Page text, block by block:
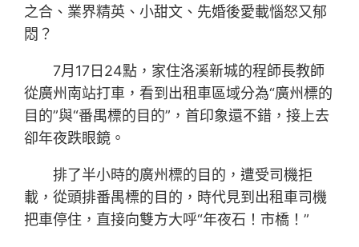
之合、業界精英、小甜文、先婚後愛載惱怒又郁
悶？
7月17日24點，家住洛溪新城的程師長教師
從廣州南站打車，看到出租車區域分為“廣州標的
目的”與“番禺標的目的”，首印象還不錯，接上去
卻年夜跌眼鏡。
排了半小時的廣州標的目的，遭受司機拒
載，從頭排番禺標的目的，時代見到出租車司機
把車停住，直接向雙方大呼“年夜石！市橋！”